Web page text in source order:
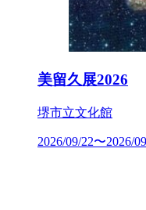
美留久展2026
堺市立文化館
2026/09/22〜2026/